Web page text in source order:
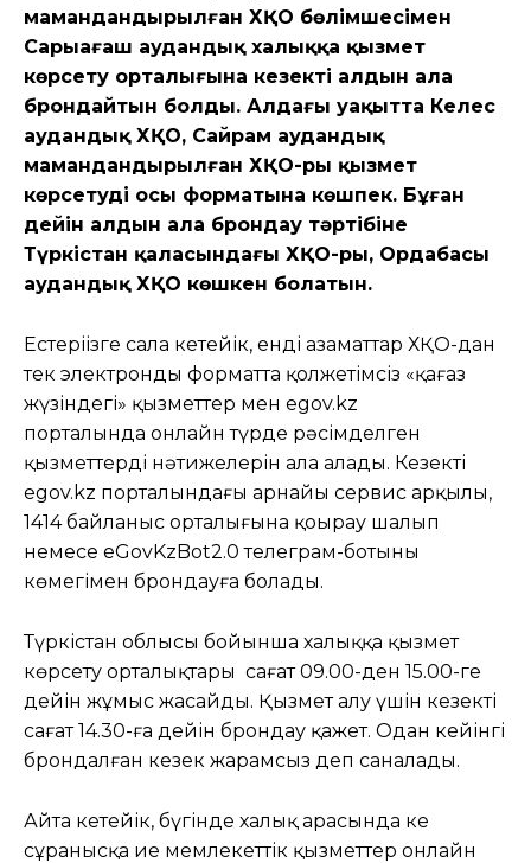
мамандандырылған ХҚО бөлімшесімен
Сарыағаш аудандық халыққа қызмет
көрсету орталығына кезекті алдын ала
брондайтын болды. Алдағы уақытта Келес
аудандық ХҚО, Сайрам аудандық
мамандандырылған ХҚО-ры қызмет
көрсетудің осы форматына көшпек. Бұған
дейін алдын ала брондау тәртібіне
Түркістан қаласындағы ХҚО-ры, Ордабасы
аудандық ХҚО көшкен болатын.
Естеріңізге сала кетейік, енді азаматтар ХҚО-дан
тек электронды форматта қолжетімсіз «қағаз
жүзіндегі» қызметтер мен egov.kz
порталында онлайн түрде рәсімделген
қызметтердің нәтижелерін ала алады. Кезекті
egov.kz порталындағы арнайы сервис арқылы,
1414 байланыс орталығына қоңырау шалып
немесе eGovKzBot2.0 телеграм-ботының
көмегімен брондауға болады.
Түркістан облысы бойынша халыққа қызмет
көрсету орталықтары сағат 09.00-ден 15.00-ге
дейін жұмыс жасайды. Қызмет алу үшін кезекті
сағат 14.30-ға дейін брондау қажет. Одан кейінгі
брондалған кезек жарамсыз деп саналады.
Айта кетейік, бүгінде халық арасында кең
сұранысқа ие мемлекеттік қызметтер онлайн